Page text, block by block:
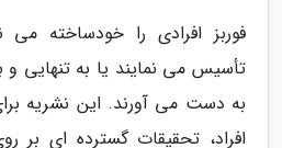
فوربز افرادی را خودساخته
تأسیس می نمایند یا به تنهایی
به دست می آورند. این نشریه
افراد، تحقیقات گسترده ای بر